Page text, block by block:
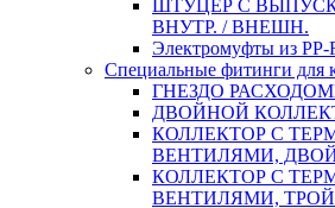
ШТУЦЕР С
ВНУТР. / ВНЕШН.
Электромуфты из PP-
Специальные фитинги для
ГНЕЗДО
ДВОЙНОЙ
КОЛЛЕКТОР С
ВЕНТИЛЯМИ,
КОЛЛЕКТОР С
ВЕНТИЛЯМИ,